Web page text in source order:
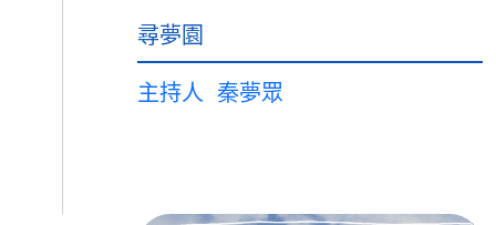
尋夢園
主持人 秦夢眾